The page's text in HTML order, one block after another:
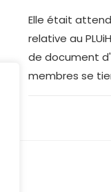
Elle était
relative au
de document
membres se